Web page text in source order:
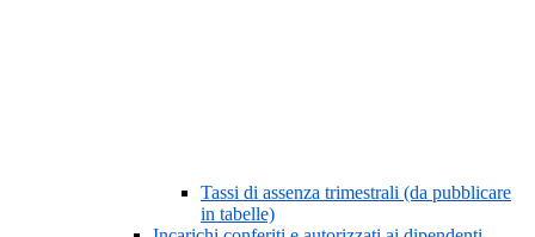
Tassi di assenza trimestrali (da pubblicare
in tabelle)